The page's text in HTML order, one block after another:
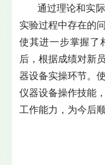
通过理论和实
实验过程中存在的
使其进一步掌握了
后，根据成绩对新
器设备实操环节。
仪器设备操作技能
工作能力，为今后